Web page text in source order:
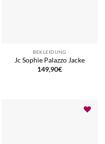
BEKLEIDUNG
Jc Sophie Palazzo Jacke
149,90€